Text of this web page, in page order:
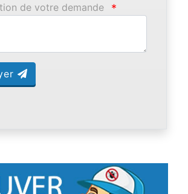
de votre demande *